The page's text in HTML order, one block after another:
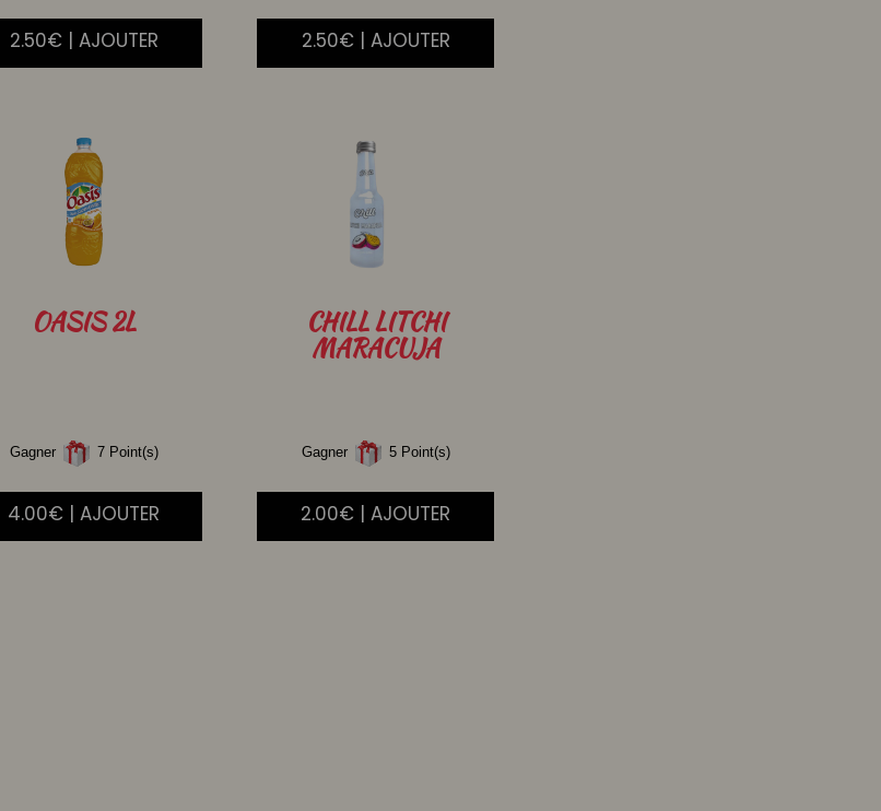
2.50€ | AJOUTER 2.50€ | AJOUTER
OASIS2L
Gagner 7 Point(s)
4.00€ | AJOUTER
CHILLLITCHI
MARACUJA
Gagner 5 Point(s)
2.00€ | AJOUTER